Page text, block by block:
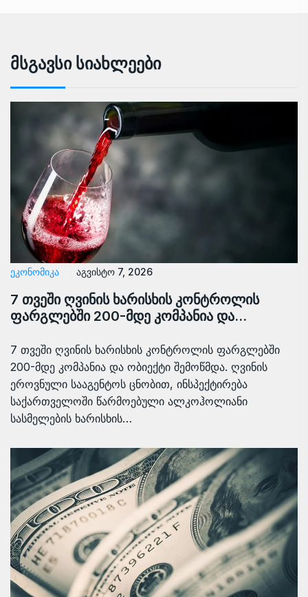
Მსგავსი Სიახლეები
ᲔᲙᲝᲜᲝᲛᲘᲙᲐ აგვისტო 7, 2026
7 თვეში ღვინის ხარისხის კონტროლის
ფარგლებში 200-მდე კომპანია და…
7 თვეში ღვინის ხარისხის კონტროლის ფარგლებში
200-მდე კომპანია და ობიექტი შემოწმდა. ღვინის
ეროვნული სააგენტოს ცნობით, ინსპექტირება
საქართველოში წარმოებული ალკოჰოლიანი
სასმელების ხარისხის…